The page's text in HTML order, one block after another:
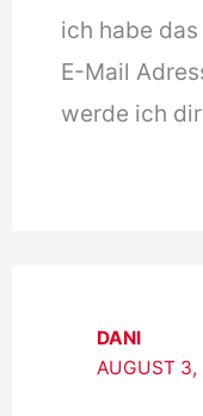
ich habe
E-Mail
werde ich
DANI
AUGUST 3,